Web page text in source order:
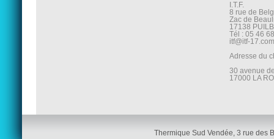
I.T.F.
8 rue de
Zac de
17138
Tél : 05 46
itf@itf-
Adresse du
30 avenue
17000 LA
Thermique Sud Vendée, 3 rue des